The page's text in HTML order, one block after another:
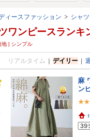
ィースファッション > シャ
ワンピースランキ
地 | シンプル
リアルタイム | デイリー|
麻
ン